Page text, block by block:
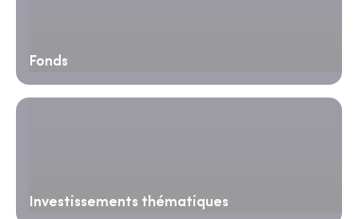
Fonds
Investissements thématiques